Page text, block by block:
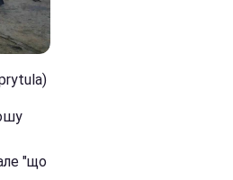
"що